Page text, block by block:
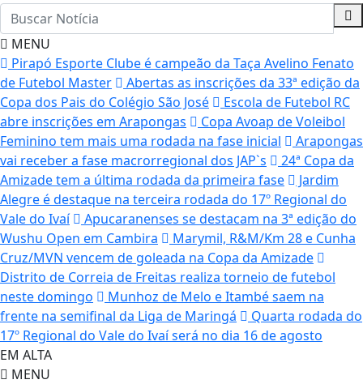
MENU
Pirapó Esporte Clube é campeão da Taça Avelino Fenato
de Futebol Master
Abertas as inscrições da 33ª edição da
Copa dos Pais do Colégio São José
Escola de Futebol RC
abre inscrições em Arapongas
Copa Avoap de Voleibol
Feminino tem mais uma rodada na fase inicial
Arapongas
vai receber a fase macrorregional dos JAP`s
24ª Copa da
Amizade tem a última rodada da primeira fase
Jardim
Alegre é destaque na terceira rodada do 17º Regional do
Vale do Ivaí
Apucaranenses se destacam na 3ª edição do
Wushu Open em Cambira
Marymil, R&M/Km 28 e Cunha
Cruz/MVN vencem de goleada na Copa da Amizade
Distrito de Correia de Freitas realiza torneio de futebol
neste domingo
Munhoz de Melo e Itambé saem na
frente na semifinal da Liga de Maringá
Quarta rodada do
17º Regional do Vale do Ivaí será no dia 16 de agosto
EM ALTA
MENU